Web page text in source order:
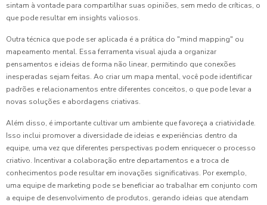
sintam à vontade para compartilhar suas opiniões, sem medo de críticas, o
que pode resultar em insights valiosos.
Outra técnica que pode ser aplicada é a prática do "mind mapping" ou
mapeamento mental. Essa ferramenta visual ajuda a organizar
pensamentos e ideias de forma não linear, permitindo que conexões
inesperadas sejam feitas. Ao criar um mapa mental, você pode identificar
padrões e relacionamentos entre diferentes conceitos, o que pode levar a
novas soluções e abordagens criativas.
Além disso, é importante cultivar um ambiente que favoreça a criatividade.
Isso inclui promover a diversidade de ideias e experiências dentro da
equipe, uma vez que diferentes perspectivas podem enriquecer o processo
criativo. Incentivar a colaboração entre departamentos e a troca de
conhecimentos pode resultar em inovações significativas. Por exemplo,
uma equipe de marketing pode se beneficiar ao trabalhar em conjunto com
a equipe de desenvolvimento de produtos, gerando ideias que atendam